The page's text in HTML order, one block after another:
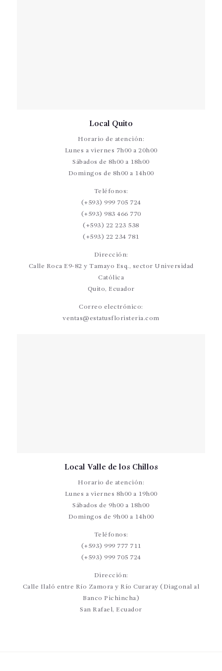
Local Quito
Horario de atención:
Lunes a viernes 7h00 a 20h00
Sábados de 8h00 a 18h00
Domingos de 8h00 a 14h00
Teléfonos:
(+593) 999 705 724
(+593) 983 466 770
(+593) 22 223 538
(+593) 22 234 781
Dirección:
Calle Roca E9-82 y Tamayo Esq., sector Universidad
Católica
Quito, Ecuador
Correo electrónico:
ventas@estatusfloristeria.com
Local Valle de los Chillos
Horario de atención:
Lunes a viernes 8h00 a 19h00
Sábados de 9h00 a 18h00
Domingos de 9h00 a 14h00
Teléfonos:
(+593) 999 777 711
(+593) 999 705 724
Dirección:
Calle Ilaló entre Río Zamora y Río Curaray (Diagonal al
Banco Pichincha)
San Rafael, Ecuador